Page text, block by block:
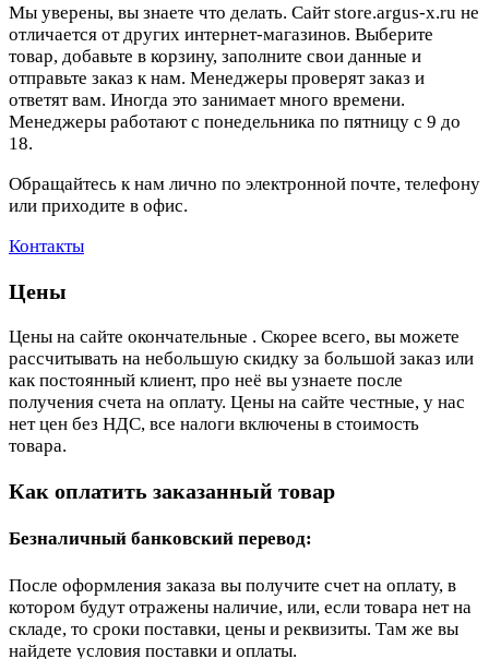
Мы уверены, вы знаете что делать. Сайт store.argus-x.ru не
отличается от других интернет-магазинов. Выберите
товар, добавьте в корзину, заполните свои данные и
отправьте заказ к нам. Менеджеры проверят заказ и
ответят вам. Иногда это занимает много времени.
Менеджеры работают с понедельника по пятницу с 9 до
18.
Обращайтесь к нам лично по электронной почте, телефону
или приходите в офис.
Контакты
Цены
Цены на сайте окончательные . Скорее всего, вы можете
рассчитывать на небольшую скидку за большой заказ или
как постоянный клиент, про неё вы узнаете после
получения счета на оплату. Цены на сайте честные, у нас
нет цен без НДС, все налоги включены в стоимость
товара.
Как оплатить заказанный товар
Безналичный банковский перевод:
После оформления заказа вы получите счет на оплату, в
котором будут отражены наличие, или, если товара нет на
складе, то сроки поставки, цены и реквизиты. Там же вы
найдете условия поставки и оплаты.